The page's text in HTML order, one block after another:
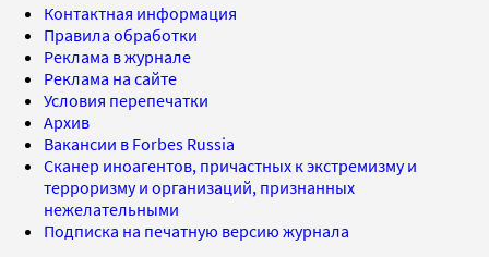
Контактная информация
Правила обработки
Реклама в журнале
Реклама на сайте
Условия перепечатки
Архив
Вакансии в Forbes Russia
Сканер иноагентов, причастных к экстремизму и
терроризму и организаций, признанных
нежелательными
Подписка на печатную версию журнала